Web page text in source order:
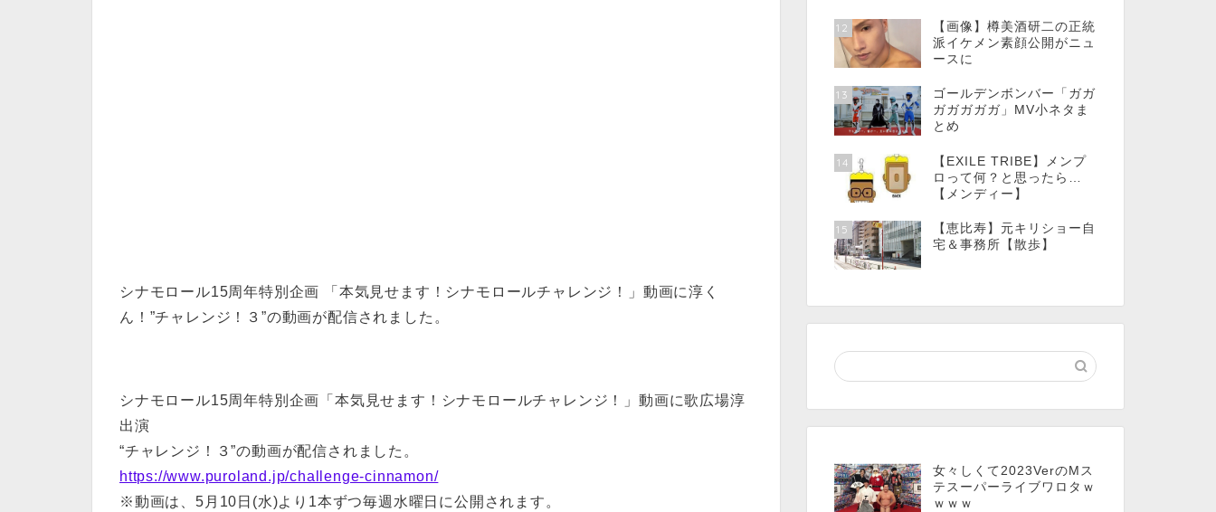
シナモロール15周年特別企画 「本気見せます！シナモロールチャレンジ！」動画に淳く
ん！”チャレンジ！３”の動画が配信されました。
シナモロール15周年特別企画「本気見せます！シナモロールチャレンジ！」動画に歌広場淳
出演
“チャレンジ！３”の動画が配信されました。
https://www.puroland.jp/challenge-cinnamon/
※動画は、5月10日(水)より1本ずつ毎週水曜日に公開されます。
12
【画像】樽美酒研二の正統
派イケメン素顔公開がニュ
ースに
13
ゴールデンボンバー「ガガ
ガガガガガ」MV小ネタま
とめ
14
【EXILE TRIBE】メンプ
ロって何？と思ったら…
【メンディー】
15
【恵比寿】元キリショー自
宅＆事務所【散歩】
女々しくて2023VerのMス
テスーパーライブワロタｗ
ｗｗｗ